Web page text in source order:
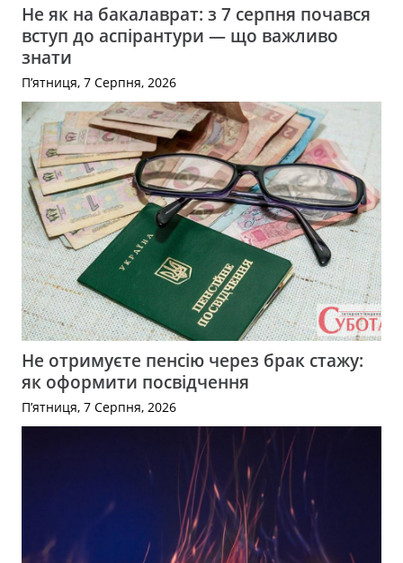
Не як на бакалаврат: з 7 серпня почався
вступ до аспірантури — що важливо
знати
П’ятниця, 7 Серпня, 2026
Не отримуєте пенсію через брак стажу:
як оформити посвідчення
П’ятниця, 7 Серпня, 2026